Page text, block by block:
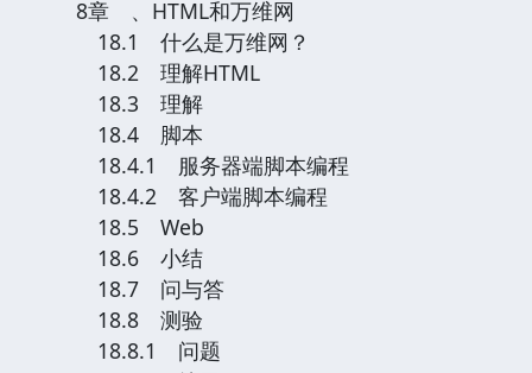
8章 、HTML和万维网
18.1 什么是万维网？
18.2 理解HTML
18.3 理解
18.4 脚本
18.4.1 服务器端脚本编程
18.4.2 客户端脚本编程
18.5 Web
18.6 小结
18.7 问与答
18.8 测验
18.8.1 问题